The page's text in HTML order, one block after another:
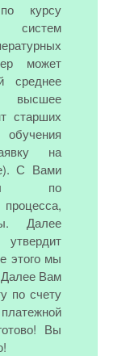
курсу
может
среднее
высшее
старших
на
С Вами
по
Далее
этого мы
Далее Вам
по счету
Вы